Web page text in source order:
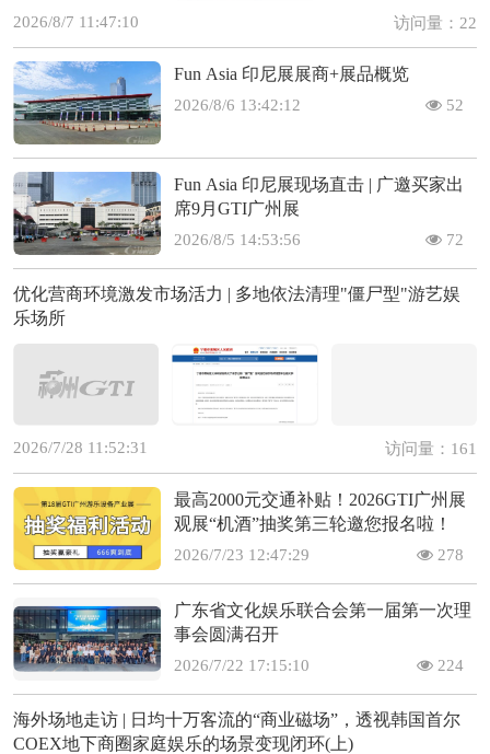
2026/8/7 11:47:10 访问量：22
Fun Asia 印尼展展商+展品概览
2026/8/6 13:42:12 52
Fun Asia 印尼展现场直击 | 广邀买家出
席9月GTI广州展
2026/8/5 14:53:56 72
优化营商环境激发市场活力 | 多地依法清理"僵尸型"游艺娱
乐场所
2026/7/28 11:52:31 访问量：161
最高2000元交通补贴！2026GTI广州展
观展“机酒”抽奖第三轮邀您报名啦！
2026/7/23 12:47:29 278
广东省文化娱乐联合会第一届第一次理
事会圆满召开
2026/7/22 17:15:10 224
海外场地走访 | 日均十万客流的“商业磁场”，透视韩国首尔
COEX地下商圈家庭娱乐的场景变现闭环(上)